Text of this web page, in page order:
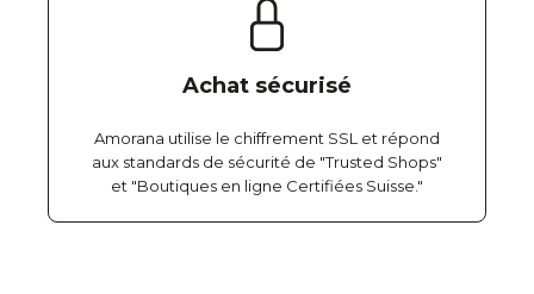
Achat sécurisé
Amorana utilise le chiffrement SSL et répond
aux standards de sécurité de "Trusted Shops"
et "Boutiques en ligne Certifiées Suisse."